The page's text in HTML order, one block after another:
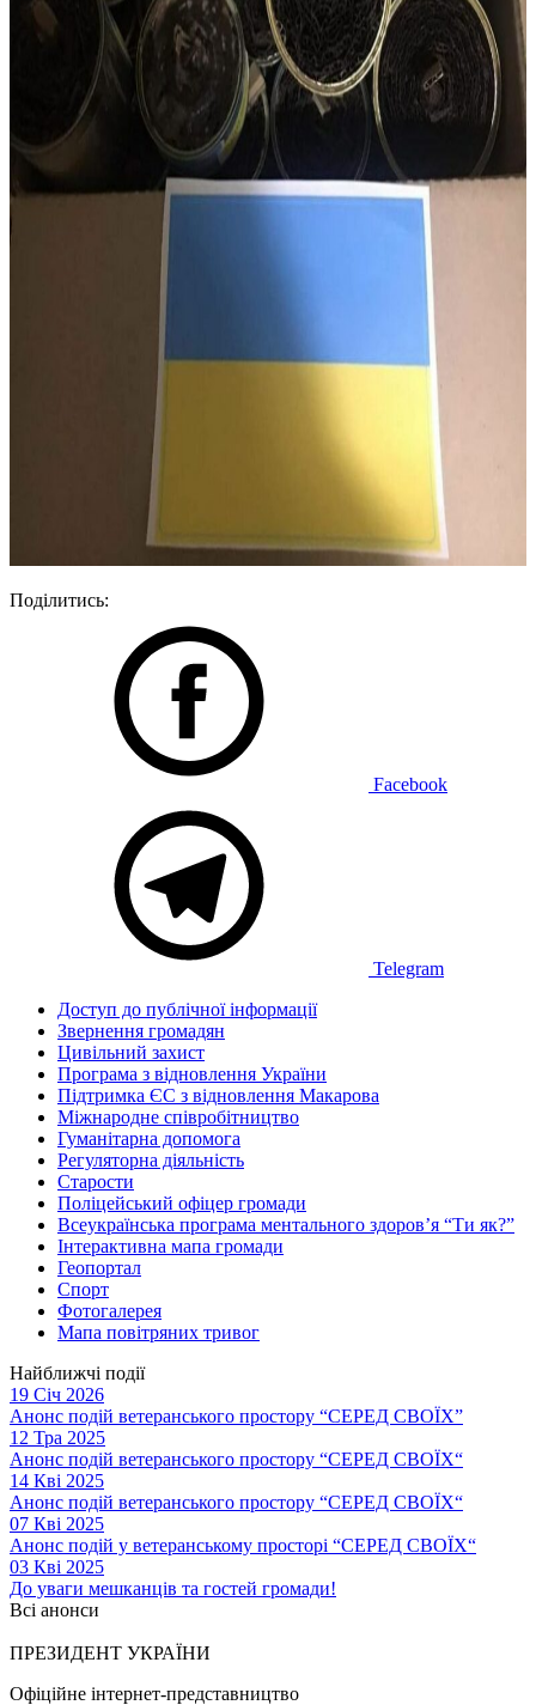
Поділитись:
Facebook
Telegram
Доступ до публічної інформації
Звернення громадян
Цивільний захист
Програма з відновлення України
Підтримка ЄС з відновлення Макарова
Міжнародне співробітництво
Гуманітарна допомога
Регуляторна діяльність
Старости
Поліцейський офіцер громади
Всеукраїнська програма ментального здоров’я “Ти як?”
Інтерактивна мапа громади
Геопортал
Спорт
Фотогалерея
Мапа повітряних тривог
Найближчі події
19 Січ 2026
Анонс подій ветеранського простору “СЕРЕД СВОЇХ”
12 Тра 2025
Анонс подій ветеранського простору “СЕРЕД СВОЇХ“
14 Кві 2025
Анонс подій ветеранського простору “СЕРЕД СВОЇХ“
07 Кві 2025
Анонс подій у ветеранському просторі “СЕРЕД СВОЇХ“
03 Кві 2025
До уваги мешканців та гостей громади!
Всі анонси
ПРЕЗИДЕНТ УКРАЇНИ
Офіційне інтернет-представництво